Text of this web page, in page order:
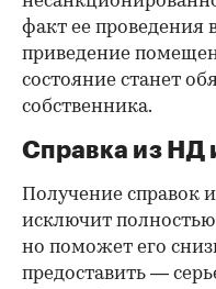
факт ее проведения
приведение
состояние станет
собственника.
Справка из НД
Получение справок
исключит
но поможет его
предоставить —